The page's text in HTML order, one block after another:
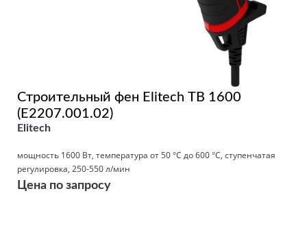
Строительный фен Elitech ТВ 1600
(Е2207.001.02)
Elitech
мощность 1600 Вт, температура от 50 °С до 600 °С, ступенчатая
регулировка, 250-550 л/мин
Цена по запросу